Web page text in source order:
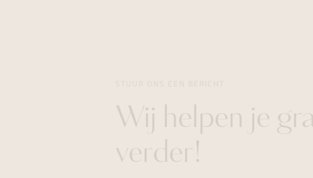
Wij helpen je
verder!